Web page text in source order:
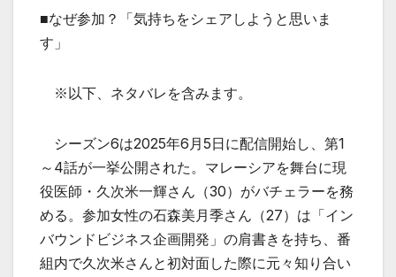
■なぜ参加？「気持ちをシェアしようと思いま
す」
※以下、ネタバレを含みます。
シーズン6は2025年6月5日に配信開始し、第1
～4話が一挙公開された。マレーシアを舞台に現
役医師・久次米一輝さん（30）がバチェラーを務
める。参加女性の石森美月季さん（27）は「イン
バウンドビジネス企画開発」の肩書きを持ち、番
組内で久次米さんと初対面した際に元々知り合い